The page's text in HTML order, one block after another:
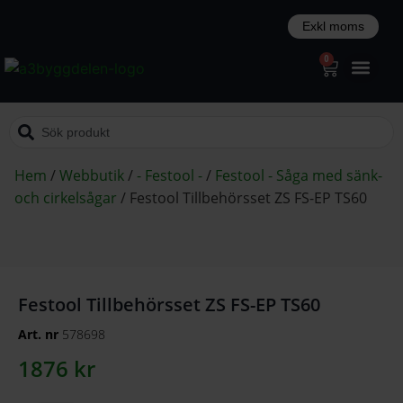
0
Hem /Webbutik/ - Festool -/ Festool - Såga med sänk-
och cirkelsågar / Festool Tillbehörsset ZS FS-EP TS60
Festool Tillbehörsset ZS FS-EP TS60
Art. nr 578698
1876 kr